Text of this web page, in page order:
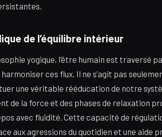
de l’équilibre intérieur
yogique, l’être humain est traversé
ces flux. Il ne s’agit pas
une véritable rééducation de notre
de la force et des phases de relaxation
avec fluidité. Cette capacité de
aux agressions du quotidien et une aide